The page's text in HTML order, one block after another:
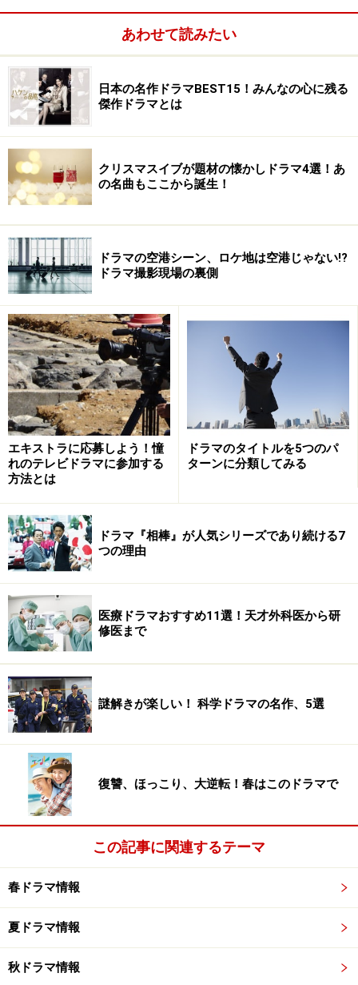
来年、公開のテレビドラマ派生映画はTBS系で『クロサ
ギ』『砂時計』『花より男子』、ちょっと性格は違うか
もしれませんが『私は貝になりたい』、テレビ朝日系で
『相棒』『スシ王子』『特命係長 只野仁』、フジ系で
『容疑者Xの献身』（『ガリレオ』映画版）がありま
す。
50周年のテレビ朝日、映画に積極的なTBSが多いのは納
得ですが、同じく映画に積極的なフジ系が一作品という
のは少ない。現在放送中の『ＳＰ』も映画化しそうな予
感がします。
・" target=_blank>gooニュース：「特命係長」来年１２
月映画化！克典もお色気もパワーアップ
ロスタイムで大逆転
フジ系土曜23時10分からの土曜ドラマ枠、１月中は現在
放送中の『ＳＰ』が継続。２月からスタートするのが
『ロス：タイム：ライフ』でタイトル通り人生の「ロス
タイム」がテーマ。
毎回、死を目前にした主人公たちの前に謎のサッカー審
判団があらわれ、人生でむだづかいしたロスタイムが提
示され、死ぬ前にその時間が自由に使える。いったいど
う使うのか？
主人公は全９回、毎回替わりは第１話から順に瑛太、
NEWS小山慶一郎、友近、上野樹里、伊藤淳史、ココリ
コ田中直樹、常盤貴子、真木よう子、大泉洋。全話を通
して出演するキーマンとして温水洋一。
脚本・演出を担当するのは気鋭の映画監督・筧昌也。映
あわせて読みたい
日本の名作ドラマBEST15！みんなの心に残る
傑作ドラマとは
クリスマスイブが題材の懐かしドラマ4選！あ
の名曲もここから誕生！
ドラマの空港シーン、ロケ地は空港じゃない!?
ドラマ撮影現場の裏側
エキストラに応募しよう！憧
れのテレビドラマに参加する
方法とは
ドラマのタイトルを5つのパ
ターンに分類してみる
ドラマ『相棒』が人気シリーズであり続ける7
つの理由
医療ドラマおすすめ11選！天才外科医から研
修医まで
謎解きが楽しい！ 科学ドラマの名作、5選
復讐、ほっこり、大逆転！春はこのドラマで
この記事に関連するテーマ
春ドラマ情報
夏ドラマ情報
秋ドラマ情報